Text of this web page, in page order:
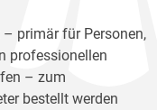
– primär für Personen,
professionellen
– zum
bestellt werden